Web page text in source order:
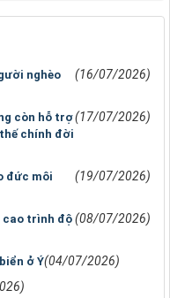
nghèo
(16/07/2026)
còn hỗ trợ
chính đời
(17/07/2026)
đức môi
(19/07/2026)
cao trình độ (08/07/2026)
ở Ý(04/07/2026)